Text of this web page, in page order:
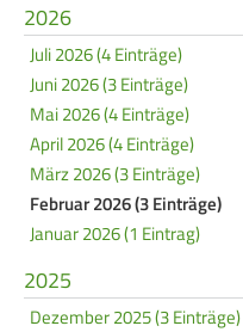
2026
Juli 2026 (4 Einträge)
Juni 2026 (3 Einträge)
Mai 2026 (4 Einträge)
April 2026 (4 Einträge)
März 2026 (3 Einträge)
Februar 2026 (3 Einträge)
Januar 2026 (1 Eintrag)
2025
Dezember 2025 (3 Einträge)
Schützensport
Meisterschaften
Bogen
Senioren-Auflage
Kader
RWK
DAMEN